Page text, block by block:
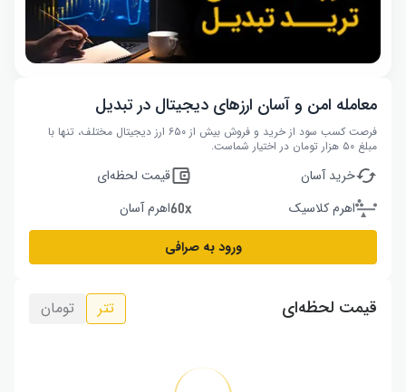
معامله امن و آسان ارزهای دیجیتال در تبدیل
فرصت کسب سود از خرید و فروش بیش از ۶۵۰ ارز دیجیتال مختلف، تنها با
مبلغ ۵۰ هزار تومان در اختیار شماست.
خرید آسان
قیمت لحظه‌ای
اهرم کلاسیک
اهرم آسان
ورود به صرافی
قیمت لحظه‌ای تتر تومان